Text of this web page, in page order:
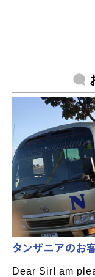
タンザニアのお
Dear SirI am